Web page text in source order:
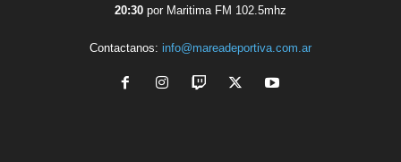
20:30 por Maritima FM 102.5mhz
Contactanos: info@mareadeportiva.com.ar